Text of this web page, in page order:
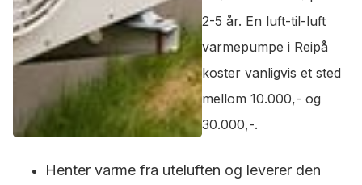
2-5 år. En luft-til-luft
varmepumpe i Reipå
koster vanligvis et sted
mellom 10.000,- og
30.000,-.
Henter varme fra uteluften og leverer den